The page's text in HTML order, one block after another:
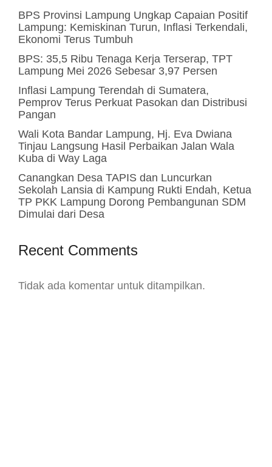
BPS Provinsi Lampung Ungkap Capaian Positif
Lampung: Kemiskinan Turun, Inflasi Terkendali,
Ekonomi Terus Tumbuh
BPS: 35,5 Ribu Tenaga Kerja Terserap, TPT
Lampung Mei 2026 Sebesar 3,97 Persen
Inflasi Lampung Terendah di Sumatera,
Pemprov Terus Perkuat Pasokan dan Distribusi
Pangan
Wali Kota Bandar Lampung, Hj. Eva Dwiana
Tinjau Langsung Hasil Perbaikan Jalan Wala
Kuba di Way Laga
Canangkan Desa TAPIS dan Luncurkan
Sekolah Lansia di Kampung Rukti Endah, Ketua
TP PKK Lampung Dorong Pembangunan SDM
Dimulai dari Desa
Recent Comments
Tidak ada komentar untuk ditampilkan.